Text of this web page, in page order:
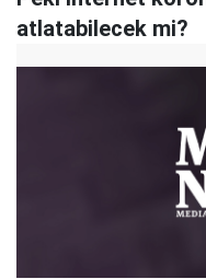
atlatabilecek mi?